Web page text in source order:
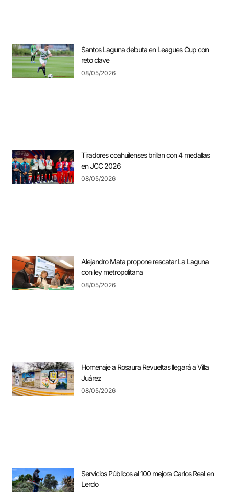
Santos Laguna debuta en Leagues Cup con
reto clave
08/05/2026
Tiradores coahuilenses brillan con 4 medallas
en JCC 2026
08/05/2026
Alejandro Mata propone rescatar La Laguna
con ley metropolitana
08/05/2026
Homenaje a Rosaura Revueltas llegará a Villa
Juárez
08/05/2026
Servicios Públicos al 100 mejora Carlos Real en
Lerdo